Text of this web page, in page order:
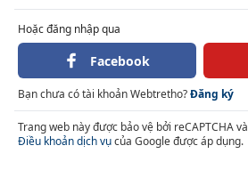
Hoặc đăng nhập qua
Facebook
Bạn chưa có tài khoản Webtretho?Đăng ký
Trang web này được bảo vệ bởi reCAPTCHA và
Điều khoản dịch vụcủa Google được áp dụng.